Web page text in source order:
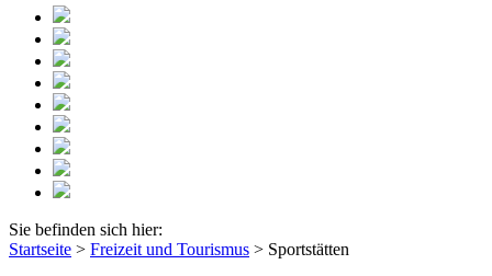
Sie befinden sich hier:
Startseite > Freizeit und Tourismus > Sportstätten